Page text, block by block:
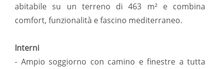
abitabile su un terreno di 463 m² e combina
comfort, funzionalità e fascino mediterraneo.
Interni
- Ampio soggiorno con camino e finestre a tutta